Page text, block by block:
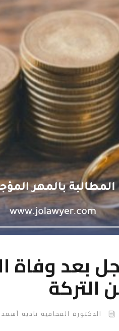
بعد وفاة
التركة
الدكتورة المحامية نادية أسعد